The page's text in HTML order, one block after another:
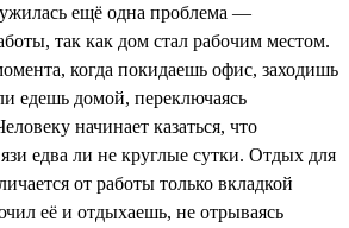
ещё одна проблема —
так как дом стал рабочим местом.
когда покидаешь офис, заходишь
едешь домой, переключаясь
начинает казаться, что
едва ли не круглые сутки. Отдых для
от работы только вкладкой
её и отдыхаешь, не отрываясь